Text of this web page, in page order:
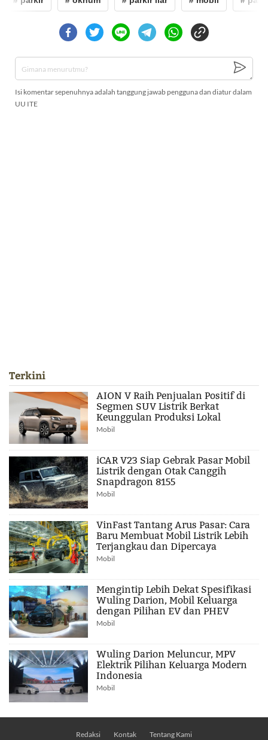
Isi komentar sepenuhnya adalah tanggung jawab pengguna dan diatur dalam
UU ITE
Terkini
AION V Raih Penjualan Positif di
Segmen SUV Listrik Berkat
Keunggulan Produksi Lokal
Mobil
iCAR V23 Siap Gebrak Pasar Mobil
Listrik dengan Otak Canggih
Snapdragon 8155
Mobil
VinFast Tantang Arus Pasar: Cara
Baru Membuat Mobil Listrik Lebih
Terjangkau dan Dipercaya
Mobil
Mengintip Lebih Dekat Spesifikasi
Wuling Darion, Mobil Keluarga
dengan Pilihan EV dan PHEV
Mobil
Wuling Darion Meluncur, MPV
Elektrik Pilihan Keluarga Modern
Indonesia
Mobil
Redaksi Kontak Tentang Kami